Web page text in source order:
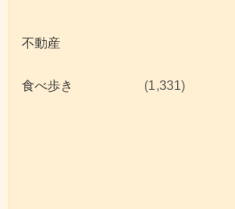
不動産
食べ歩き (1,331)